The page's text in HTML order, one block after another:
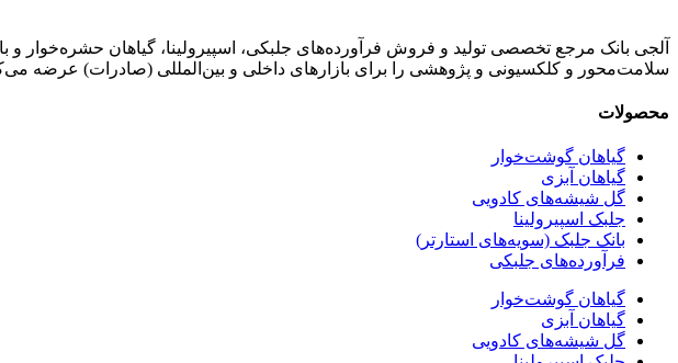
آلجی بانک مرجع تخصصی تولید و فروش فرآورده‌های جلبکی، اسپیرولینا، گیاهان
سلامت‌محور و کلکسیونی و پژوهشی را برای بازارهای داخلی و بین‌المللی (صادرات) عرضه
محصولات
گیاهان گوشت‌خوار
گیاهان آبزی
گل شیشه‌های کادویی
جلبک اسپیرولینا
بانک جلبک (سویه‌های استارتر)
فرآورده‌های جلبکی
گیاهان گوشت‌خوار
گیاهان آبزی
گل شیشه‌های کادویی